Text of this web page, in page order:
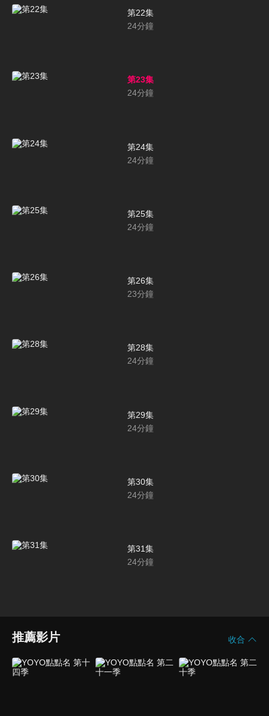
第22集
24分鐘
第23集
24分鐘
第24集
24分鐘
第25集
24分鐘
第26集
23分鐘
第28集
24分鐘
第29集
24分鐘
第30集
24分鐘
第31集
24分鐘
推薦影片 收合